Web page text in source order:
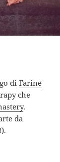
diFarine
che
.
da